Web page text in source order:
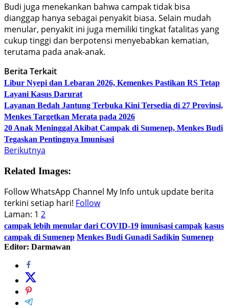
Budi juga menekankan bahwa campak tidak bisa
dianggap hanya sebagai penyakit biasa. Selain mudah
menular, penyakit ini juga memiliki tingkat fatalitas yang
cukup tinggi dan berpotensi menyebabkan kematian,
terutama pada anak-anak.
Berita Terkait
Libur Nyepi dan Lebaran 2026, Kemenkes Pastikan RS Tetap
Layani Kasus Darurat
Layanan Bedah Jantung Terbuka Kini Tersedia di 27 Provinsi,
Menkes Targetkan Merata pada 2026
20 Anak Meninggal Akibat Campak di Sumenep, Menkes Budi
Tegaskan Pentingnya Imunisasi
Berikutnya
Related Images:
Follow WhatsApp Channel My Info untuk update berita
terkini setiap hari! Follow
Laman: 1 2
campak lebih menular dari COVID-19 imunisasi campak kasus
campak di Sumenep Menkes Budi Gunadi Sadikin Sumenep
Editor: Darmawan